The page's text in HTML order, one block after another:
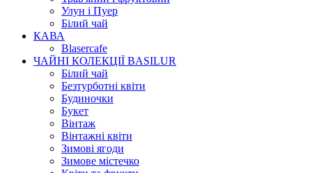
Улун і Пуер
Білий чай
КАВА
Blasercafe
ЧАЙНІ КОЛЕКЦІЇ BASILUR
Білий чай
Безтурботні квіти
Будиночки
Букет
Вінтаж
Вінтажні квіти
Зимові ягоди
Зимове містечко